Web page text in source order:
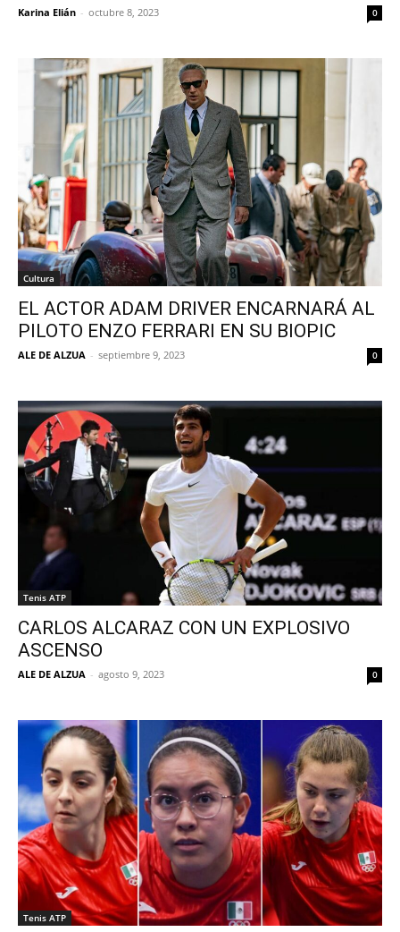
Karina Elián - octubre 8, 2023 0
Cultura
EL ACTOR ADAM DRIVER ENCARNARÁ AL
PILOTO ENZO FERRARI EN SU BIOPIC
ALE DE ALZUA - septiembre 9, 2023 0
Tenis ATP
CARLOS ALCARAZ CON UN EXPLOSIVO
ASCENSO
ALE DE ALZUA - agosto 9, 2023 0
Tenis ATP